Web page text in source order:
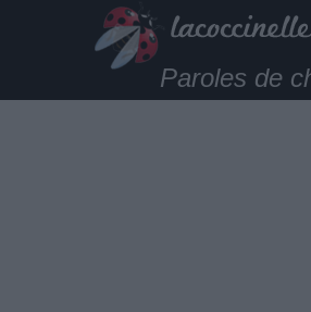
Paroles de